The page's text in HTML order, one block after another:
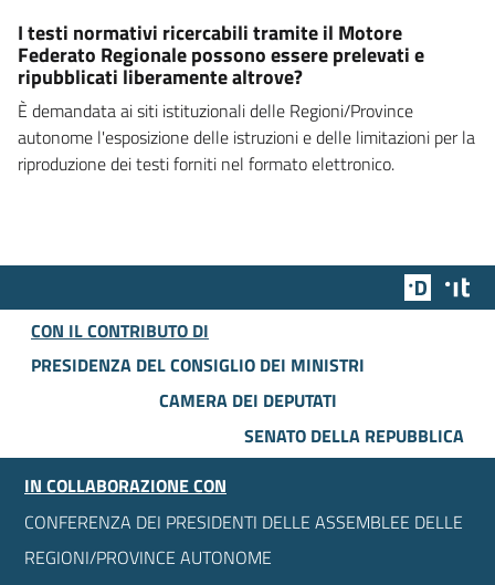
I testi normativi ricercabili tramite il Motore
Federato Regionale possono essere prelevati e
ripubblicati liberamente altrove?
È demandata ai siti istituzionali delle Regioni/Province
autonome l'esposizione delle istruzioni e delle limitazioni per la
riproduzione dei testi forniti nel formato elettronico.
Team
CON IL CONTRIBUTO DI
PRESIDENZA DEL CONSIGLIO DEI MINISTRI
CAMERA DEI DEPUTATI
SENATO DELLA REPUBBLICA
IN COLLABORAZIONE CON
CONFERENZA DEI PRESIDENTI DELLE ASSEMBLEE DELLE
REGIONI/PROVINCE AUTONOME